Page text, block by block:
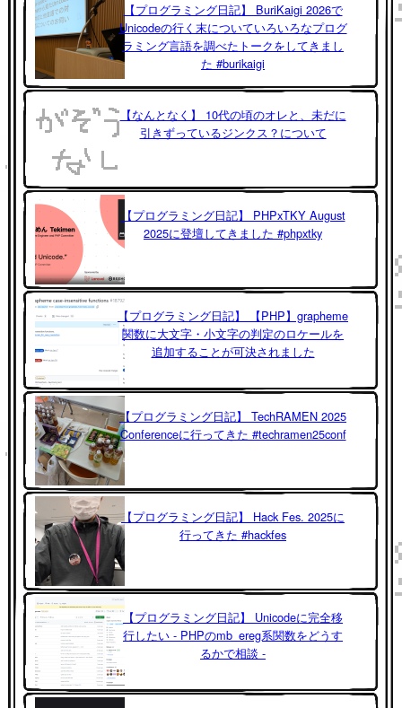
【プログラミング日記】 BuriKaigi 2026で
Unicodeの行く末についていろいろなプログ
ラミング言語を調べたトークをしてきまし
た #burikaigi
【なんとなく】 10代の頃のオレと、未だに
引きずっているジンクス？について
【プログラミング日記】 PHPxTKY August
2025に登壇してきました #phpxtky
【プログラミング日記】 【PHP】grapheme
関数に大文字・小文字の判定のロケールを
追加することが可決されました
【プログラミング日記】 TechRAMEN 2025
Conferenceに行ってきた #techramen25conf
【プログラミング日記】 Hack Fes. 2025に
行ってきた #hackfes
【プログラミング日記】 Unicodeに完全移
行したい - PHPのmb_ereg系関数をどうす
るかで相談 -